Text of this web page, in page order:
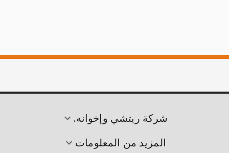
شركة ريتشي وإخوانه.
المزيد من المعلومات